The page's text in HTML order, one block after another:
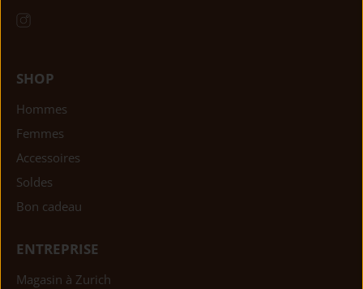
SHOP
Hommes
Femmes
Accessoires
Soldes
Bon cadeau
ENTREPRISE
Magasin à Zurich